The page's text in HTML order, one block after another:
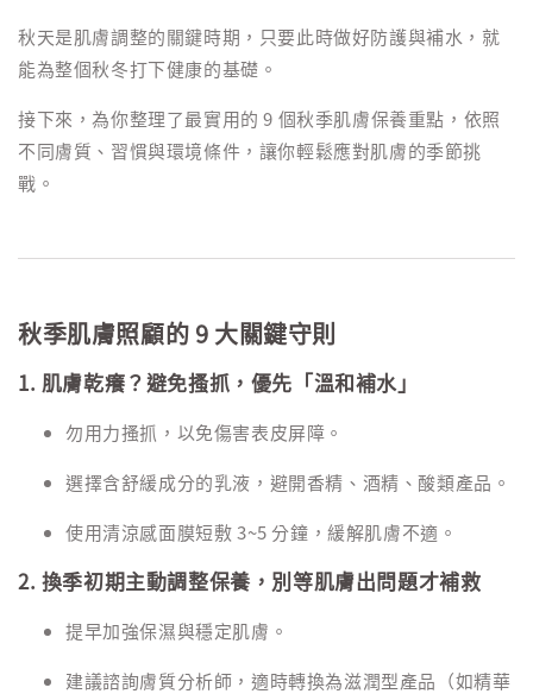
秋天是肌膚調整的關鍵時期，只要此時做好防護與補水，就
能為整個秋冬打下健康的基礎。
接下來，為你整理了最實用的 9 個秋季肌膚保養重點，依照
不同膚質、習慣與環境條件，讓你輕鬆應對肌膚的季節挑
戰。
秋季肌膚照顧的 9 大關鍵守則
1. 肌膚乾癢？避免搔抓，優先「溫和補水」
勿用力搔抓，以免傷害表皮屏障。
選擇含舒緩成分的乳液，避開香精、酒精、酸類產品。
使用清涼感面膜短敷 3~5 分鐘，緩解肌膚不適。
2. 換季初期主動調整保養，別等肌膚出問題才補救
提早加強保濕與穩定肌膚。
建議諮詢膚質分析師，適時轉換為滋潤型產品（如精華